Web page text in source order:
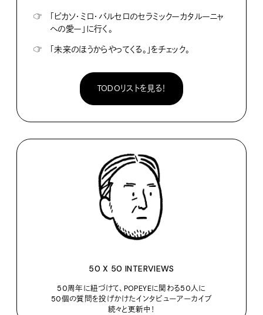
☞
「ピカソ・ミロ・バルセロのセラミックーカタルーニャ
への愛ー」に行く。
☞
「未来のほうからやってくる。」をチェック。
TODOリストを見る！
50 X 50 INTERVIEWS
50周年に紐づけて、POPEYEに関わる50人に
50個の質問を投げかけたインタビューアーカイブ
続々と更新中！